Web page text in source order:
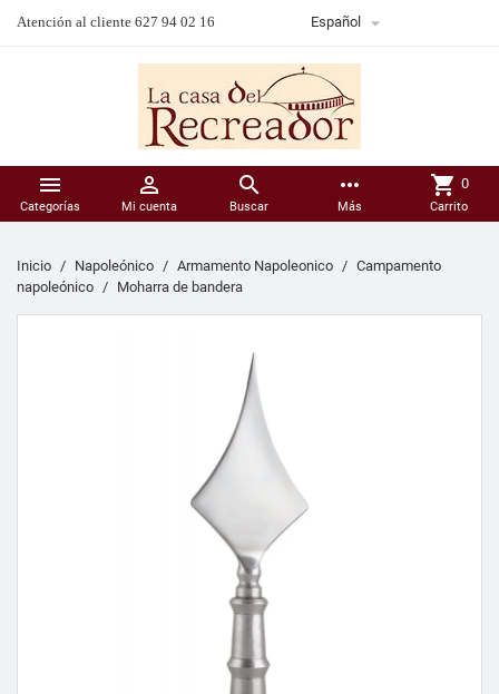
Atención al cliente 627 94 02 16 Español 

Categorías

Mi cuenta

Buscar
more_horiz
Más
shopping_cart 0
Carrito
Inicio Napoleónico Armamento Napoleonico
Campamento
napoleónico
Moharra de bandera